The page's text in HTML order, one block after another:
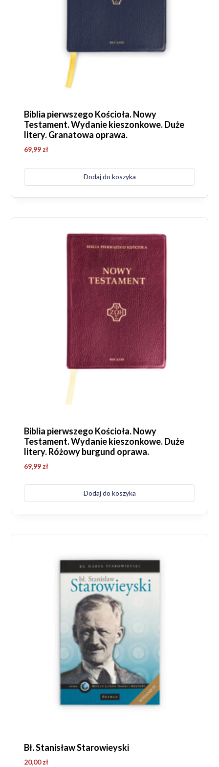
Biblia pierwszego Kościoła. Nowy
Testament. Wydanie kieszonkowe. Duże
litery. Granatowa oprawa.
69,99 zł
Dodaj do koszyka
Biblia pierwszego Kościoła. Nowy
Testament. Wydanie kieszonkowe. Duże
litery. Różowy burgund oprawa.
69,99 zł
Dodaj do koszyka
Bł. Stanisław Starowieyski
20,00zł